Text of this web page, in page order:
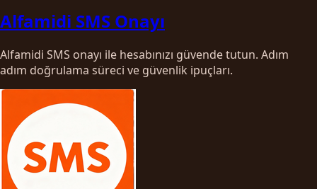
Alfamidi SMS Onayı
Alfamidi SMS onayı ile hesabınızı güvende tutun. Adım
adım doğrulama süreci ve güvenlik ipuçları.